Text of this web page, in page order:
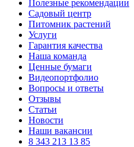
Полезные рекомендации
Садовый центр
Питомник растений
Услуги
Гарантия качества
Наша команда
Ценные бумаги
Видеопортфолио
Вопросы и ответы
Отзывы
Статьи
Новости
Наши вакансии
8 343 213 13 85